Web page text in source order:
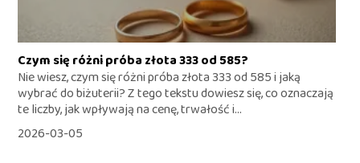
Czym się różni próba złota 333 od 585?
Nie wiesz, czym się różni próba złota 333 od 585 i jaką
wybrać do biżuterii? Z tego tekstu dowiesz się, co oznaczają
te liczby, jak wpływają na cenę, trwałość i...
2026-03-05